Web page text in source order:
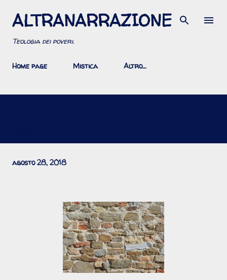
Passa ai contenuti principali
ALTRANARRAZIONE
Teologia dei poveri.
Home page Mistica Altro…
agosto 28, 2018